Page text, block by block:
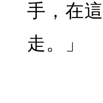
手，在
走。」